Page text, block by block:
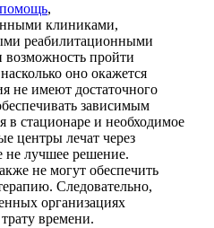
помощь,
клиниками,
реабилитационными
возможность пройти
оно окажется
не имеют достаточного
зависимым
стационаре и необходимое
центры лечат через
не лучшее решение.
не могут обеспечить
Следовательно,
организациях
времени.